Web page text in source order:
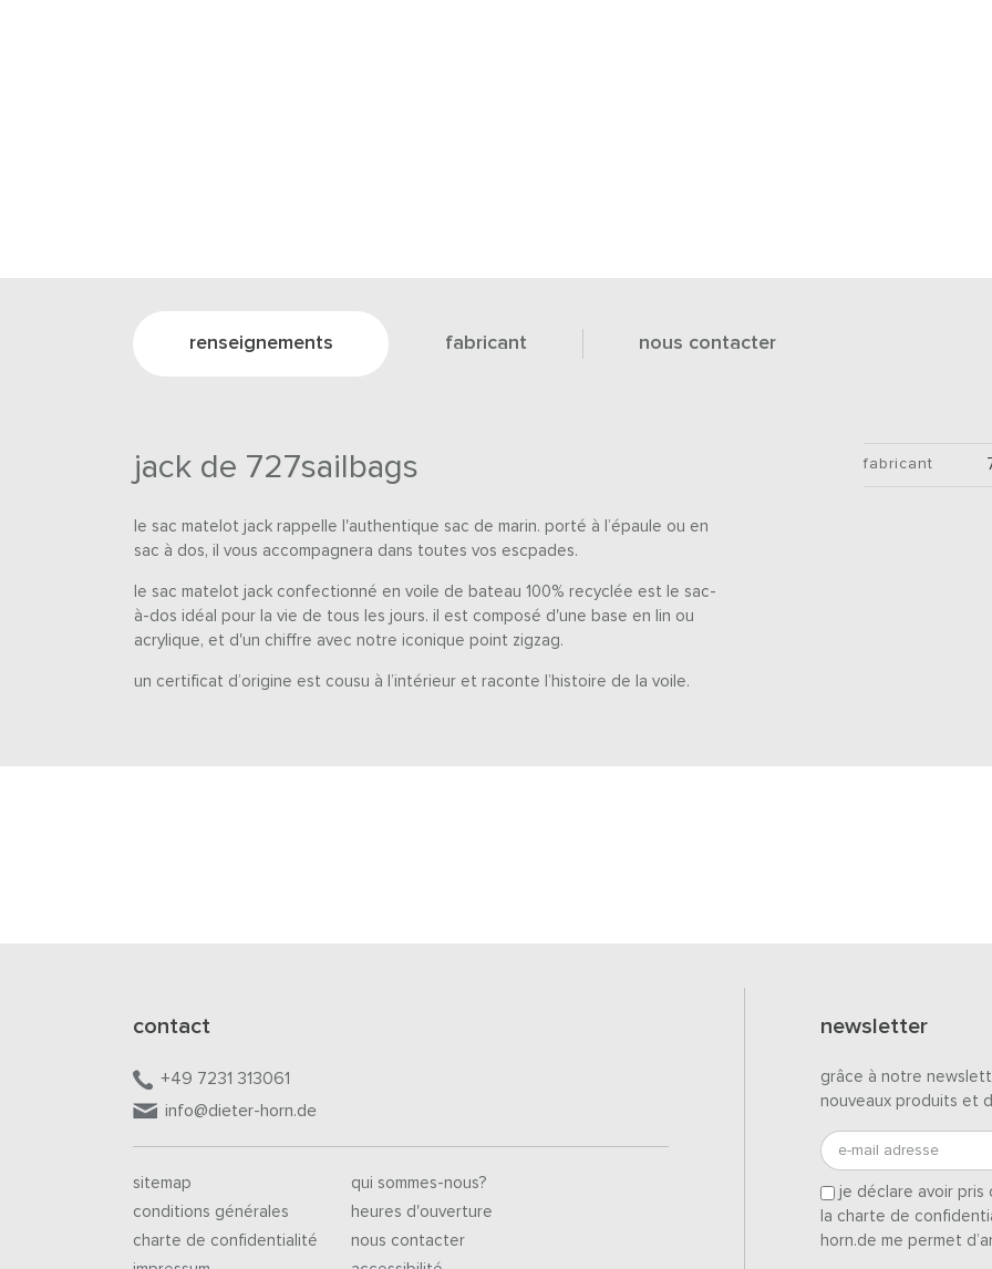
renseignements fabricant nous contacter
jack de 727sailbags
le sac matelot jack rappelle l'authentique sac de marin. porté à l’épaule ou en
sac à dos, il vous accompagnera dans toutes vos escpades.
le sac matelot jack confectionné en voile de bateau 100% recyclée est le sac-
à-dos idéal pour la vie de tous les jours. il est composé d'une base en lin ou
acrylique, et d'un chiffre avec notre iconique point zigzag.
un certificat d’origine est cousu à l’intérieur et raconte l’histoire de la voile.
fabricant
contact
+49 7231 313061
info@dieter-horn.de
sitemap
conditions générales
charte de confidentialité
qui sommes-nous?
heures d'ouverture
nous contacter
newsletter
grâce à notre
nouveaux produits et
e-mail adresse
je déclare avoir
la charte de
horn.de me permet